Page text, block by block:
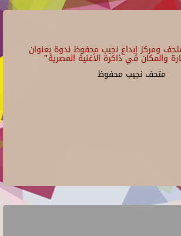
ومركز إبداع نجيب محفوظ ندوة بعنوان
والمكان في ذاكرة الأغنية المصرية"
متحف نجيب محفوظ